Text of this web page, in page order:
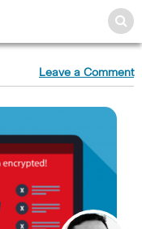
Leave a Comment